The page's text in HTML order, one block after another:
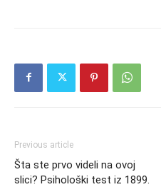
Previous article
Šta ste prvo videli na ovoj
slici? Psihološki test iz 1899.